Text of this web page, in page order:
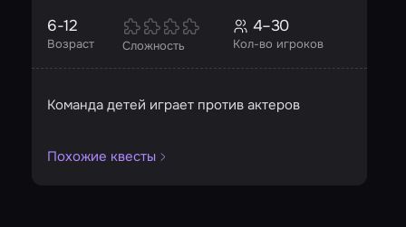
Возраст
6-12
Сложность Кол-во игроков
4–30
Команда детей играет против актеров
Похожие квесты